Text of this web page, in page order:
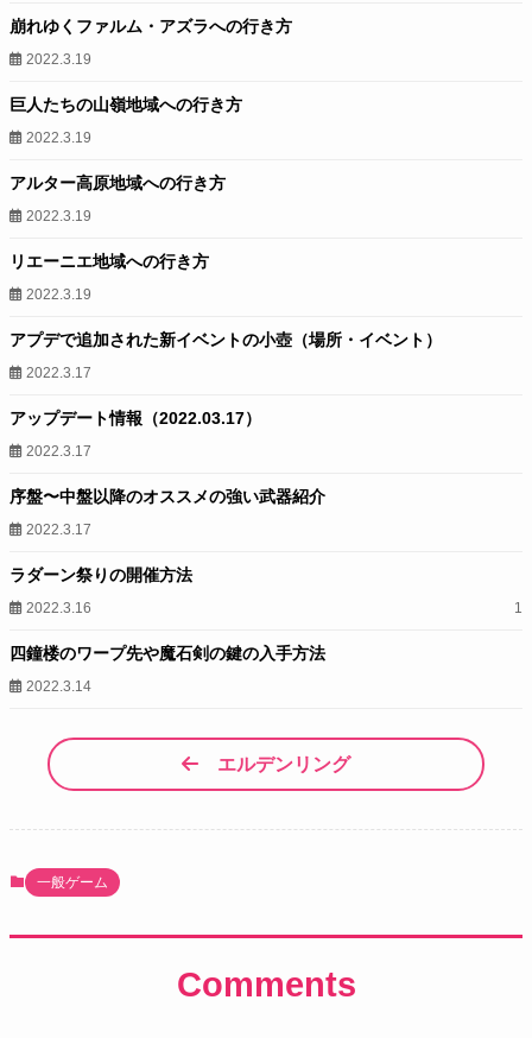
崩れゆくファルム・アズラへの行き方
2022.3.19
巨人たちの山嶺地域への行き方
2022.3.19
アルター高原地域への行き方
2022.3.19
リエーニエ地域への行き方
2022.3.19
アプデで追加された新イベントの小壺（場所・イベント）
2022.3.17
アップデート情報（2022.03.17）
2022.3.17
序盤〜中盤以降のオススメの強い武器紹介
2022.3.17
ラダーン祭りの開催方法
2022.3.16 1
四鐘楼のワープ先や魔石剣の鍵の入手方法
2022.3.14
エルデンリング
一般ゲーム
Comments